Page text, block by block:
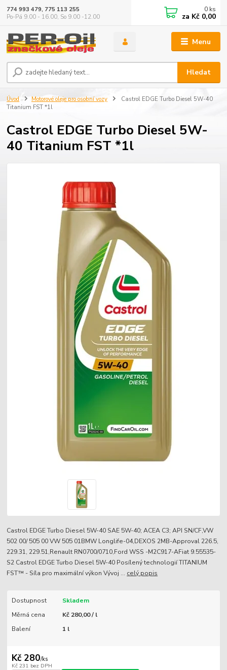
Menu
Hledat
774 993 479, 775 113 255
Po-Pá 9.00 - 16.00, So 9.00 -12.00
0 ks
za Kč 0,00
Úvod Motorové oleje pro osobní vozy
Castrol EDGE Turbo Diesel 5W-40
Titanium FST *1l
Castrol EDGE Turbo Diesel 5W-
40 Titanium FST *1l
Castrol EDGE Turbo Diesel 5W-40 SAE 5W-40; ACEA C3; API SN/CF,VW
502 00/ 505 00 VW 505 01BMW Longlife-04,DEXOS 2MB-Approval 226.5,
229.31, 229.51,Renault RN0700/0710,Ford WSS -M2C917-AFiat 9.55535-
S2 Castrol EDGE Turbo Diesel 5W-40 Posílený technologií TITANIUM
FST™ - Síla pro maximální výkon Vývoj ... celý popis
Dostupnost
Skladem
Měrná cena
Kč 280,00 / l
Balení
1 l
Kč 280/ks
Kč 231 bez DPH